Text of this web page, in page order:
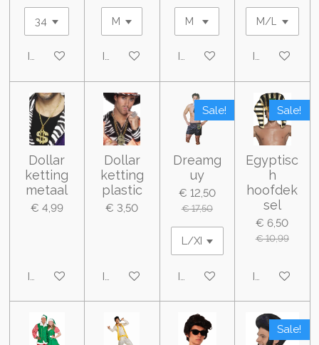
In winkelwagenIn winkelwagenIn winkelwagenIn
Dollar
ketting
metaal
€ 4,99
In winkelwagen
Dollar
ketting
plastic
€ 3,50
In winkelwagen
Sale!
Dreamg
uy
€ 12,50
€ 17,50
In winkelwagen
Sale!
Egyptisc
h
hoofdek
sel
€ 6,50
€ 10,99
In
Sale!